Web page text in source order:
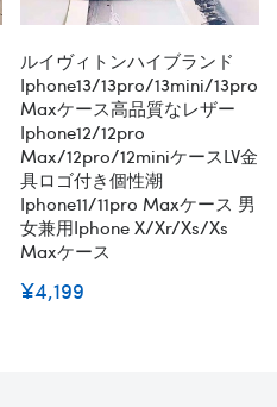
ルイヴィトンハイブランド
Iphone13/13pro/13mini/13pro
Maxケース高品質なレザー
Iphone12/12pro
Max/12pro/12miniケースLV金
具ロゴ付き個性潮
Iphone11/11pro Maxケース 男
女兼用iphone X/xr/xs/xs
Maxケース
¥4,199